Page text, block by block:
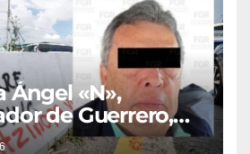
Ángel «N»,
de Guerrero,
Ayotzinapa